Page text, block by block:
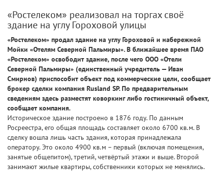
«Ростелеком» реализовал на торгах своё
здание на углу Гороховой улицы
«Ростелеком» продал здание на углу Гороховой и набережной
Мойки «Отелям Северной Пальмиры». В ближайшее время ПАО
«Ростелеком» освободит здание, после чего ООО «Отели
Северной Пальмиры» (единственный учредитель — Иван
Смирнов) приспособит объект под коммерческие цели, сообщает
брокер сделки компания Rusland SP. По предварительным
сведениям здесь разместят коворкинг либо гостиничный объект,
сообщает компания.
Историческое здание построено в 1876 году. По данным
Росреестра, его общая площадь составляет около 6700 кв.м. В
сделку вошла лишь часть здания, которая принадлежала
оператору. Это около 4900 кв.м – первый (включая помещения,
занятые общепитом), третий, четвёртый этажи и выше. Второй
занимают жилые квартиры, собственники которых не менялись.